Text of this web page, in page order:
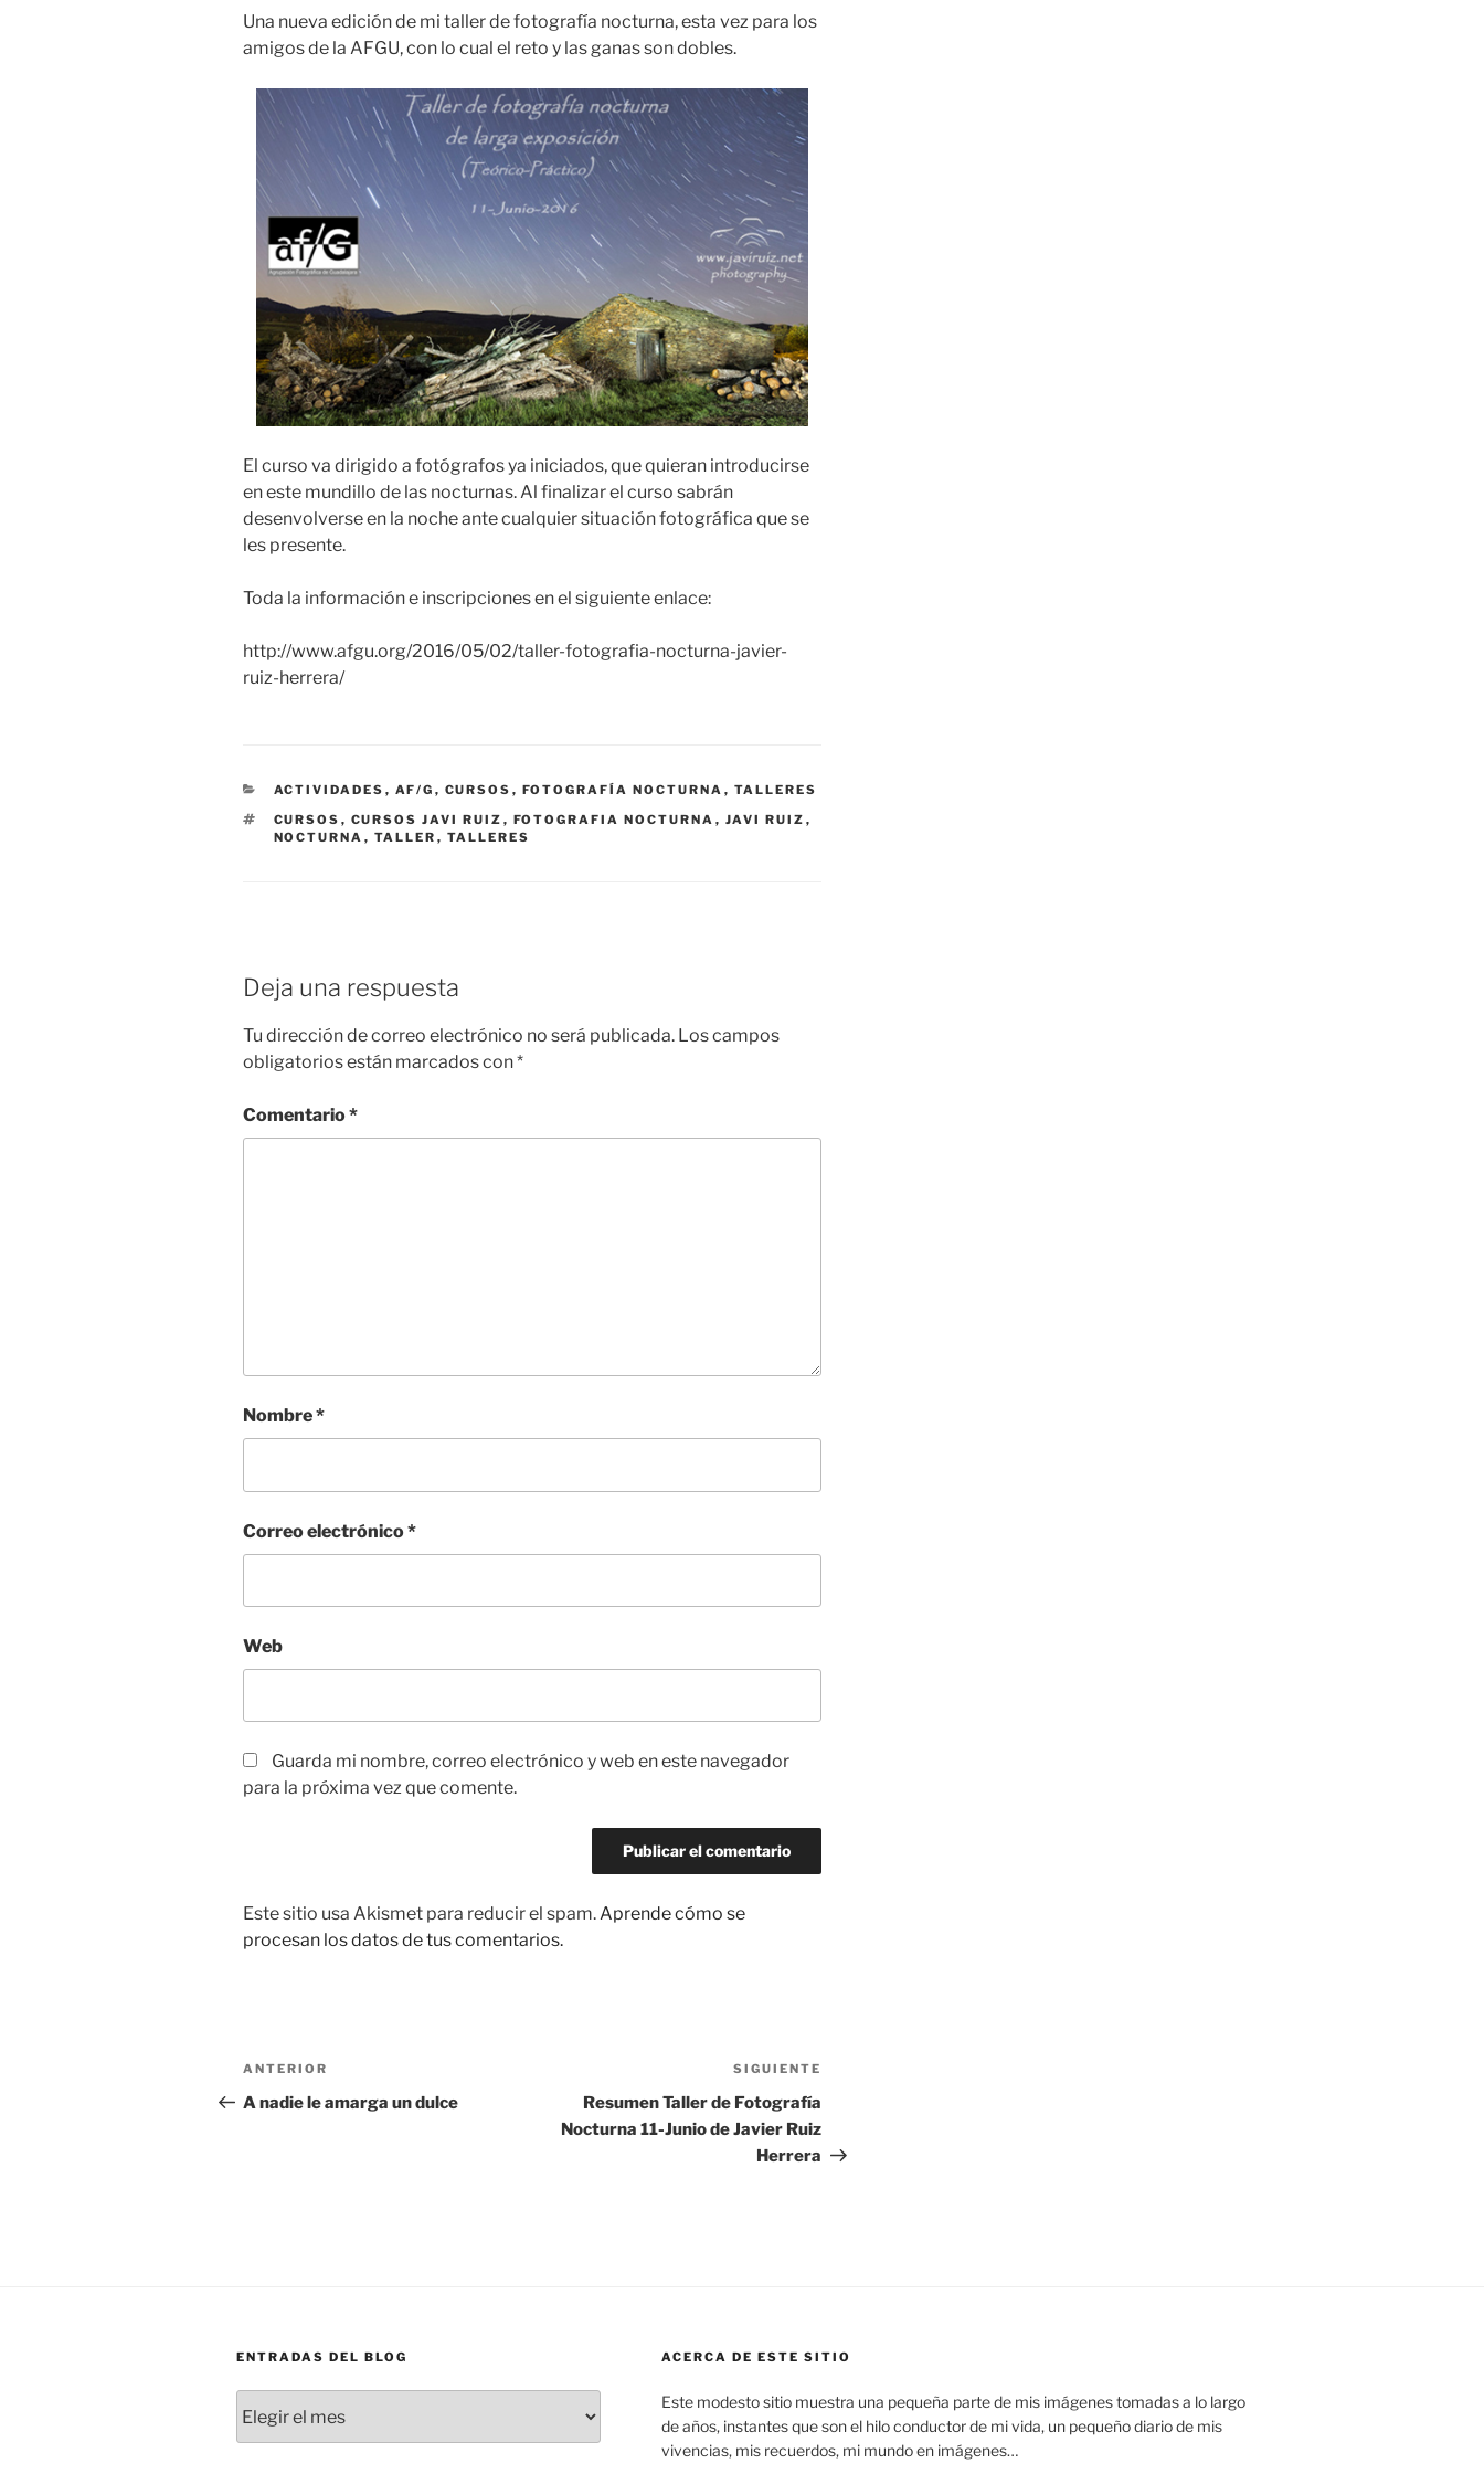
Una nueva edición de mi taller de fotografía nocturna, esta vez para los
amigos de la AFGU, con lo cual el reto y las ganas son dobles.
El curso va dirigido a fotógrafos ya iniciados, que quieran introducirse
en este mundillo de las nocturnas. Al finalizar el curso sabrán
desenvolverse en la noche ante cualquier situación fotográfica que se
les presente.
Toda la información e inscripciones en el siguiente enlace:
http://www.afgu.org/2016/05/02/taller-fotografia-nocturna-javier-
ruiz-herrera/
CATEGORÍAS
ACTIVIDADES , AF/G , CURSOS , FOTOGRAFÍA NOCTURNA , TALLERES
ETIQUETAS
CURSOS , CURSOS JAVI RUIZ , FOTOGRAFIA NOCTURNA , JAVI RUIZ ,
NOCTURNA , TALLER , TALLERES
Deja una respuesta
Tu dirección de correo electrónico no será publicada. Los campos
obligatorios están marcados con*
Comentario*
Nombre*
Correo electrónico*
Web
Guarda mi nombre, correo electrónico y web en este navegador
para la próxima vez que comente.
Este sitio usa Akismet para reducir el spam.Aprende cómo se
procesan los datos de tus comentarios.
Navegación
de
Entrada
anterior:
ANTERIOR
A nadie le amarga un dulce
SIGUIENTE
Resumen Taller de Fotografía
Nocturna 11-Junio de Javier Ruiz
Herrera
ENTRADAS DEL BLOG
del
blog
ACERCA DE ESTE SITIO
Este modesto sitio muestra una pequeña parte de mis imágenes tomadas a lo largo
de años, instantes que son el hilo conductor de mi vida, un pequeño diario de mis
vivencias, mis recuerdos, mi mundo en imágenes…